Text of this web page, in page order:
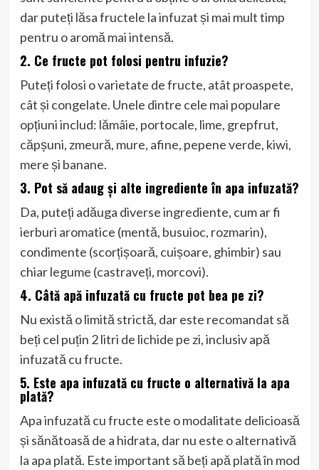
dar puteți lăsa fructele la infuzat și mai mult timp
pentru o aromă mai intensă.
2. Ce fructe pot folosi pentru infuzie?
Puteți folosi o varietate de fructe, atât proaspete,
cât și congelate. Unele dintre cele mai populare
opțiuni includ: lămâie, portocale, lime, grepfrut,
căpșuni, zmeură, mure, afine, pepene verde, kiwi,
mere și banane.
3. Pot să adaug și alte ingrediente în apa infuzată?
Da, puteți adăuga diverse ingrediente, cum ar fi
ierburi aromatice (mentă, busuioc, rozmarin),
condimente (scorțișoară, cuișoare, ghimbir) sau
chiar legume (castraveți, morcovi).
4. Câtă apă infuzată cu fructe pot bea pe zi?
Nu există o limită strictă, dar este recomandat să
beți cel puțin 2 litri de lichide pe zi, inclusiv apă
infuzată cu fructe.
5. Este apa infuzată cu fructe o alternativă la apa
plată?
Apa infuzată cu fructe este o modalitate delicioasă
și sănătoasă de a hidrata, dar nu este o alternativă
la apa plată. Este important să beți apă plată în mod